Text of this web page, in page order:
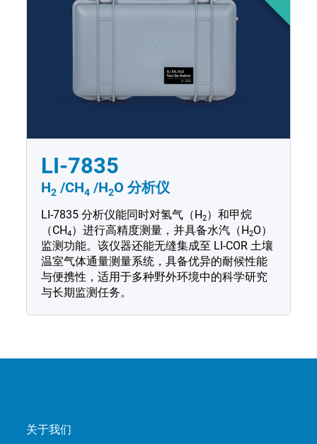
LI-7835
H2 /CH4 /H2O 分析仪
LI-7835 分析仪能同时对氢气（H2）和甲烷
（CH4）进行高精度测量，并具备水汽（H2O）
监测功能。该仪器还能无缝集成至 LI-COR 土壤
温室气体通量测量系统，具备优异的耐候性能
与便携性，适用于多种野外环境中的科学研究
与长期监测任务。
关于我们